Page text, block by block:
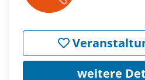
weitere